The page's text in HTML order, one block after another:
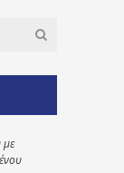
με